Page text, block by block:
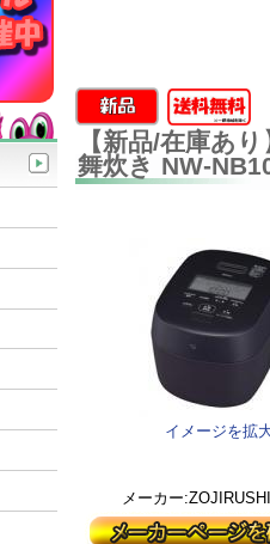
【新品/在庫あ
舞炊き NW-
イメージを拡
メーカー